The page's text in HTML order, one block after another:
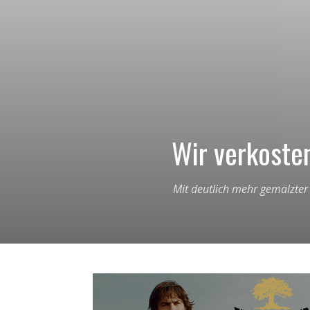
Wir
Mit deutlich mehr